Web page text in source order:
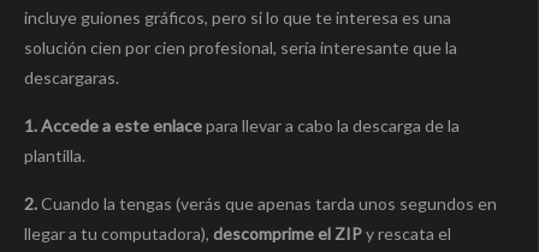
incluye guiones gráficos, pero si lo que te interesa es una
solución cien por cien profesional, sería interesante que la
descargaras.
1.Accede a este enlacepara llevar a cabo la descarga de la
plantilla.
2.Cuando la tengas (verás que apenas tarda unos segundos en
llegar a tu computadora), descomprime el ZIPy rescata el